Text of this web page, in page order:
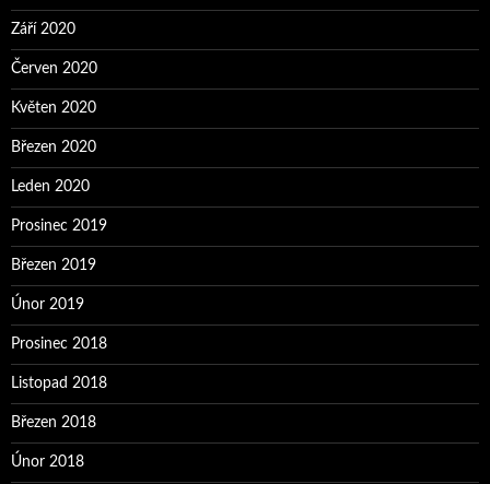
Září 2020
Červen 2020
Květen 2020
Březen 2020
Leden 2020
Prosinec 2019
Březen 2019
Únor 2019
Prosinec 2018
Listopad 2018
Březen 2018
Únor 2018